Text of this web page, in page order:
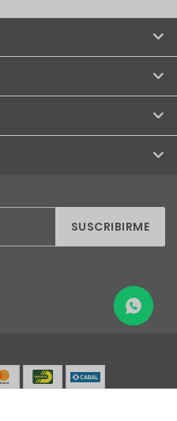
SUSCRIBIRME